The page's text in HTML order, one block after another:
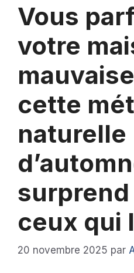
Vous
votre
cette
naturelle
ceux qui
20 novembre 2025 par